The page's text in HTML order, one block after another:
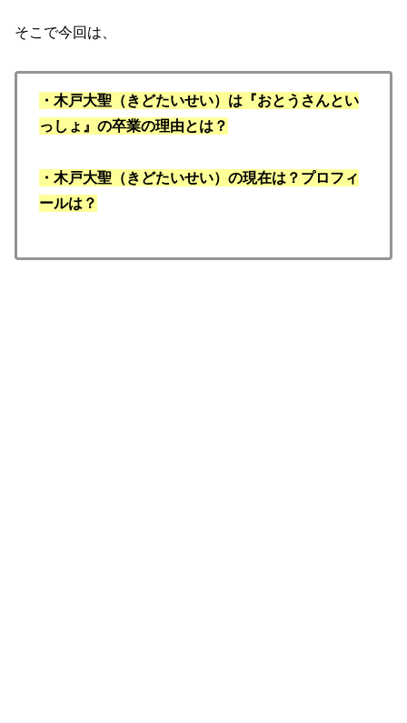
そこで今回は、
・木戸大聖（きどたいせい）は『おとうさんとい
っしょ』の卒業の理由とは？
・木戸大聖（きどたいせい）の現在は？プロフィ
ールは？